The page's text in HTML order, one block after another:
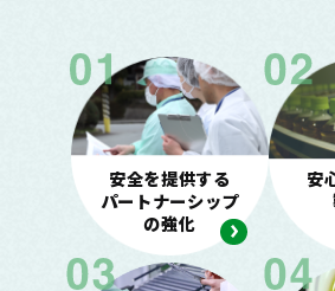
お茶の妖精
Crazy Jasmine
安全を提供する
パートナーシップ
の強化
安